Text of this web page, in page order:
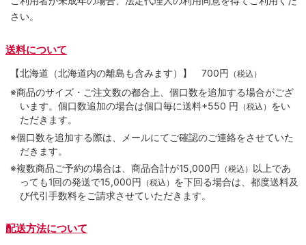
さい。
送料について
【北海道（北海道内の離島も含みます）】 700円 （税込）
※商品のサイズ・ご注文数の都合上、個口数を追加する場合がござ
います。個口数追加の場合は個口毎に送料+550 円 （税込） をい
ただきます。
※個口数を追加する際は、メールにてご確認のご連絡をさせていた
だきます。
※複数商品ご予約の場合は、商品合計が15,000円 （税込） 以上であ
っても1回の発送で15,000円 （税込） を下回る場合は、都度送料及
び代引手数料をご請求させていただきます。
配送方法について